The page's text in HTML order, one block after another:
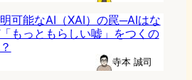
可能なAI（XAI）の罠─AIはな
もっともらしい嘘」をつくの
寺本 誠司